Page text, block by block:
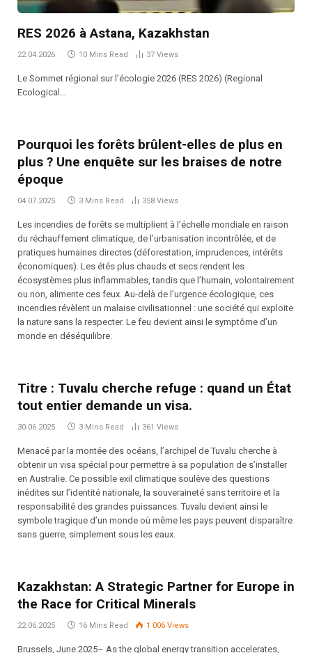
RES 2026 à Astana, Kazakhstan
22.04.2026 10 Mins Read 37 Views
Le Sommet régional sur l’écologie 2026 (RES 2026) (Regional
Ecological…
Pourquoi les forêts brûlent-elles de plus en
plus ? Une enquête sur les braises de notre
époque
04.07.2025 3 Mins Read 358 Views
Les incendies de forêts se multiplient à l’échelle mondiale en raison
du réchauffement climatique, de l’urbanisation incontrôlée, et de
pratiques humaines directes (déforestation, imprudences, intérêts
économiques). Les étés plus chauds et secs rendent les
écosystèmes plus inflammables, tandis que l’humain, volontairement
ou non, alimente ces feux. Au-delà de l’urgence écologique, ces
incendies révèlent un malaise civilisationnel : une société qui exploite
la nature sans la respecter. Le feu devient ainsi le symptôme d’un
monde en déséquilibre.
Titre : Tuvalu cherche refuge : quand un État
tout entier demande un visa.
30.06.2025 3 Mins Read 361 Views
Menacé par la montée des océans, l’archipel de Tuvalu cherche à
obtenir un visa spécial pour permettre à sa population de s’installer
en Australie. Ce possible exil climatique soulève des questions
inédites sur l’identité nationale, la souveraineté sans territoire et la
responsabilité des grandes puissances. Tuvalu devient ainsi le
symbole tragique d’un monde où même les pays peuvent disparaître
sans guerre, simplement sous les eaux.
Kazakhstan: A Strategic Partner for Europe in
the Race for Critical Minerals
22.06.2025 16 Mins Read 1 006 Views
Brussels, June 2025– As the global energy transition accelerates,